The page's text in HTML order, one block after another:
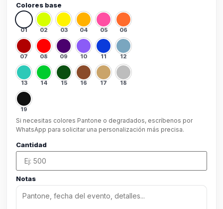
Colores base
01 02 03 04 05 06
07 08 09 10 11 12
13 14 15 16 17 18
19
Si necesitas colores Pantone o degradados, escríbenos por
WhatsApp para solicitar una personalización más precisa.
Cantidad
Notas